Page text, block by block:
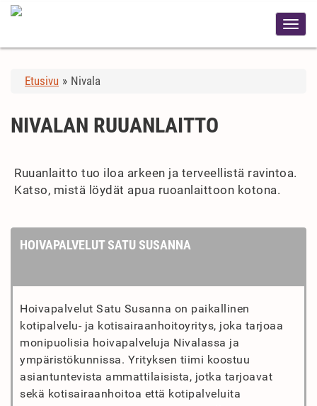
Etusivu » Nivala
NIVALAN RUUANLAITTO
Ruuanlaitto tuo iloa arkeen ja terveellistä ravintoa.
Katso, mistä löydät apua ruoanlaittoon kotona.
HOIVAPALVELUT SATU SUSANNA
Hoivapalvelut Satu Susanna on paikallinen
kotipalvelu- ja kotisairaanhoitoyritys, joka tarjoaa
monipuolisia hoivapalveluja Nivalassa ja
ympäristökunnissa. Yrityksen tiimi koostuu
asiantuntevista ammattilaisista, jotka tarjoavat
sekä kotisairaanhoitoa että kotipalveluita